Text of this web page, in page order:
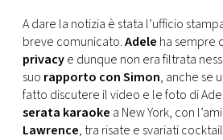
A dare la notizia è stata l’ufficio
breve comunicato.Adele ha sempre
privacye dunque non era filtrata
suo rapporto con Simon, anche se
fatto discutere il video e le foto di
serata karaoke a New York, con
Lawrence, tra risate e svariati